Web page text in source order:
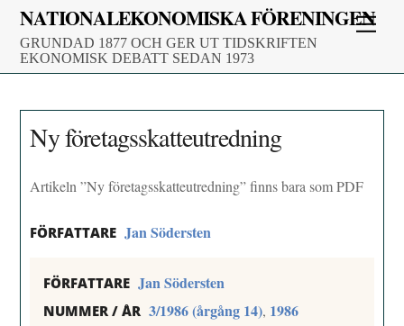
Skip
content
NATIONALEKONOMISKA FÖRENINGEN
GRUNDAD 1877 OCH GER UT TIDSKRIFTEN
EKONOMISK DEBATT SEDAN 1973
Ny företagsskatteutredning
Artikeln ”Ny företagsskatteutredning” finns bara som PDF
FÖRFATTARE Jan Södersten
FÖRFATTARE Jan Södersten
NUMMER / ÅR 3/1986 (årgång 14), 1986